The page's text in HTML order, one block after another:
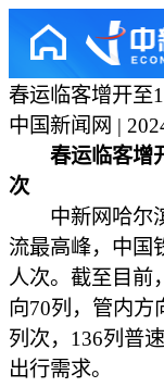
春运临客增开至
中国新闻网 |
春运临客增
次
中新网哈尔滨
流最高峰，中国
人次。截至目前
向70列，管内方
列次，136列普
出行需求。